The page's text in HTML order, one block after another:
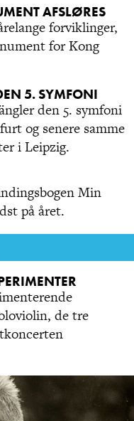
AFSLØRES
forviklinger,
for Kong
5. SYMFONI
den 5. symfoni
og senere samme
i Leipzig.
Min
på året.
de tre